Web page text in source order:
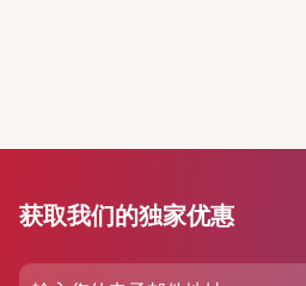
获取我们的独家优惠